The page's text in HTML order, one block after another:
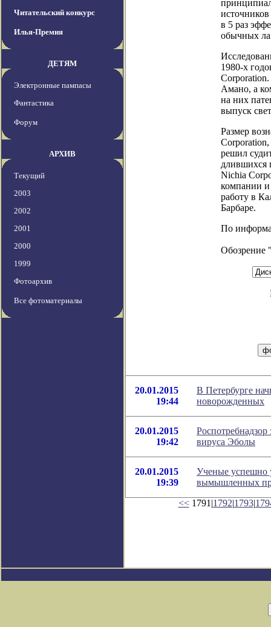
Читательский конкурс
Илья-Премия
ДЕТЯМ
Электронные пампасы
Фантастика
Форум
АРХИВ
Текущий
2003
2002
2001
2000
1999
Фотоархив
Все фотоматериалы
в 5 раз
обычных
1980-х
Амано, а
на них
выпуск
Размер
Corporation,
решил
длившихся
Nichia
компании и
работу в
Барбаре.
По
Обозрение
20.01.2015
19:44
В Петербурге
новорожденных
20.01.2015
19:42
Роспотребнадзор
вируса Эболы
20.01.2015
19:39
Ученые успешно
вымышленных
<<1791|1792|1793|